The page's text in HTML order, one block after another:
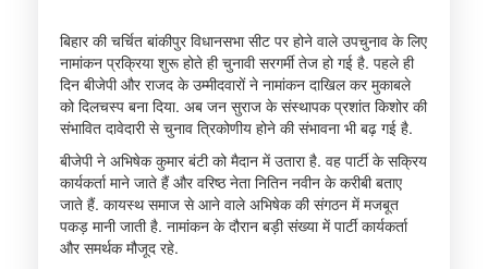
बिहार की चर्चित बांकीपुर विधानसभा सीट पर होने वाले उपचुनाव के लिए
नामांकन प्रक्रिया शुरू होते ही चुनावी सरगर्मी तेज हो गई है. पहले ही
दिन बीजेपी और राजद के उम्मीदवारों ने नामांकन दाखिल कर मुकाबले
को दिलचस्प बना दिया. अब जन सुराज के संस्थापक प्रशांत किशोर की
संभावित दावेदारी से चुनाव त्रिकोणीय होने की संभावना भी बढ़ गई है.
बीजेपी ने अभिषेक कुमार बंटी को मैदान में उतारा है. वह पार्टी के सक्रिय
कार्यकर्ता माने जाते हैं और वरिष्ठ नेता नितिन नवीन के करीबी बताए
जाते हैं. कायस्थ समाज से आने वाले अभिषेक की संगठन में मजबूत
पकड़ मानी जाती है. नामांकन के दौरान बड़ी संख्या में पार्टी कार्यकर्ता
और समर्थक मौजूद रहे.